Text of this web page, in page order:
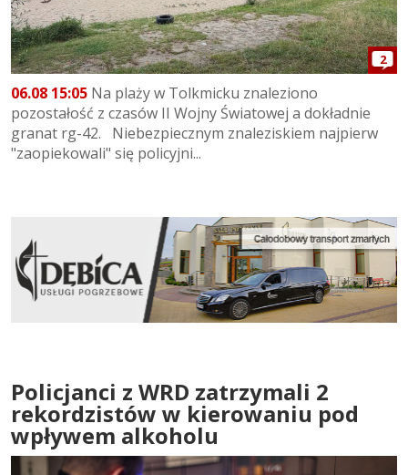
2
06.08 15:05 Na plaży w Tolkmicku znaleziono
pozostałość z czasów II Wojny Światowej a dokładnie
granat rg-42. Niebezpiecznym znaleziskiem najpierw
"zaopiekowali" się policyjni...
Policjanci z WRD zatrzymali 2
rekordzistów w kierowaniu pod
wpływem alkoholu